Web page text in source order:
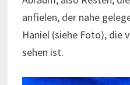
anfielen, der nahe
Haniel (siehe Foto), die
sehen ist.